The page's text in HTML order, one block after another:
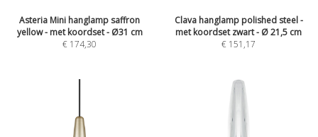
Asteria Mini hanglamp saffron
yellow - met koordset - Ø31 cm
€ 174,30
Clava hanglamp polished steel -
met koordset zwart - Ø 21,5 cm
€ 151,17